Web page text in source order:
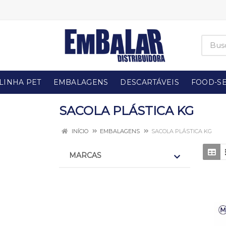
PET EMBALAGENS DESCARTÁVEIS FOOD-
SACOLA PLÁSTICA KG
INÍCIO EMBALAGENS SACOLA PLÁSTICA KG
MARCAS